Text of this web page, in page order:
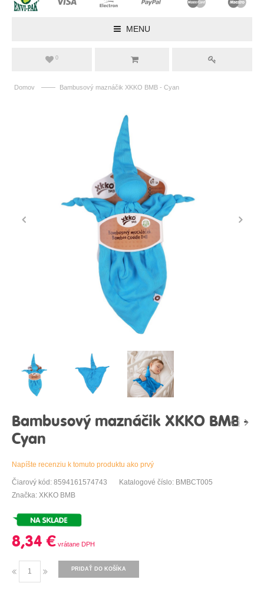
MENU
0
Domov —— Bambusový maznáčik XKKO BMB - Cyan
Bambusový maznáčik XKKO BMB -
Cyan
Napíšte recenziu k tomuto produktu ako prvý
Čiarový kód: 8594161574743
Katalogové číslo: BMBCT005
Značka: XKKO BMB
8,34 €
PRIDAŤ DO KOŠÍKA